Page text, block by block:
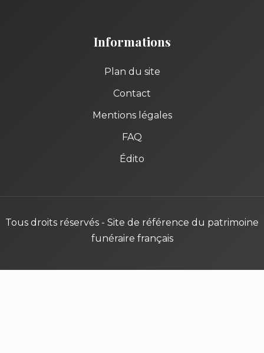
Informations
Plan du site
Contact
Mentions légales
FAQ
Édito
Tous droits réservés - Site de référence du patrimoine
funéraire français